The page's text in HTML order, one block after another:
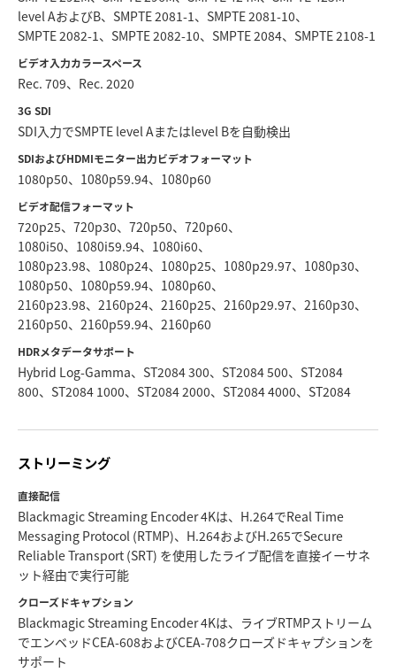
level AおよびB、 SMPTE 2081‑1、SMPTE 2081‑10、
SMPTE 2082‑1、SMPTE 2082‑10、SMPTE 2084、SMPTE 2108‑1
ビデオ入力カラースペース
Rec. 709、Rec. 2020
3G SDI
SDI入力でSMPTE level Aまたはlevel Bを自動検出
SDIおよびHDMIモニター出力ビデオフォーマット
1080p50、1080p59.94、1080p60
ビデオ配信フォーマット
720p25、720p30、720p50、720p60、
1080i50、1080i59.94、1080i60、
1080p23.98、1080p24、1080p25、1080p29.97、1080p30、
1080p50、1080p59.94、1080p60、
2160p23.98、2160p24、2160p25、2160p29.97、2160p30、
2160p50、2160p59.94、2160p60
HDRメタデータサポート
Hybrid Log-Gamma、ST2084 300、ST2084 500、ST2084
800、ST2084 1000、ST2084 2000、ST2084 4000、ST2084
ストリーミング
直接配信
Blackmagic Streaming Encoder 4Kは、H.264でReal Time
Messaging Protocol (RTMP)、H.264およびH.265でSecure
Reliable Transport (SRT) を使用したライブ配信を直接イーサネ
ット経由で実行可能
クローズドキャプション
Blackmagic Streaming Encoder 4Kは、ライブRTMPストリーム
でエンベッドCEA-608およびCEA-708クローズドキャプションを
サポート